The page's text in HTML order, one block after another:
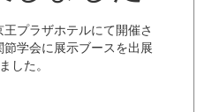
プラザホテルにて開催さ
学会に展示ブースを出展
した。